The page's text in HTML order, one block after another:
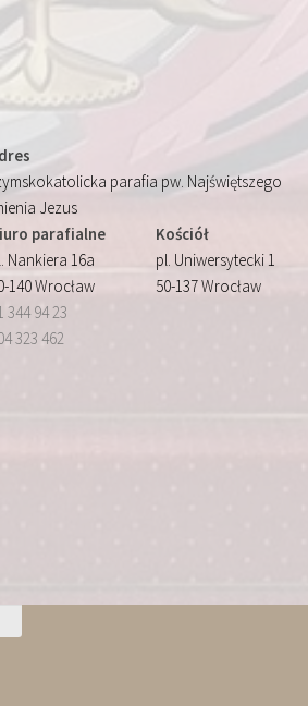
parafia pw. Najświętszego
Jezus
parafialne
Nankiera 16a
140 Wrocław
344 94 23
323 462
Kościół
pl. Uniwersytecki 1
50-137 Wrocław